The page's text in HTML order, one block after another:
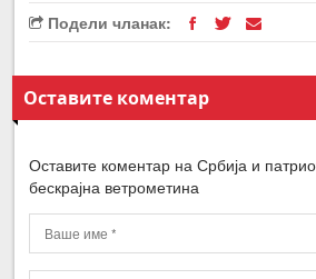
Подели чланак:
Оставите коментар
Оставите коментар на Србија и
бескрајна ветрометина